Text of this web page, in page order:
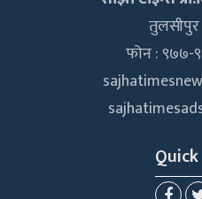
तुलसीपुर
फोन : ९७७-